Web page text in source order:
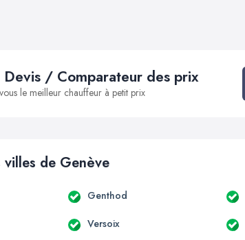
/ Comparateur des prix
le meilleur chauffeur à petit prix
villes de Genève
Genthod
Versoix